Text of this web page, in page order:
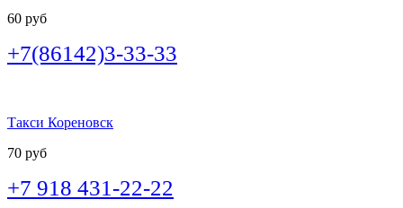
60 руб
+7(86142)3-33-33
Такси Кореновск
70 руб
+7 918 431-22-22